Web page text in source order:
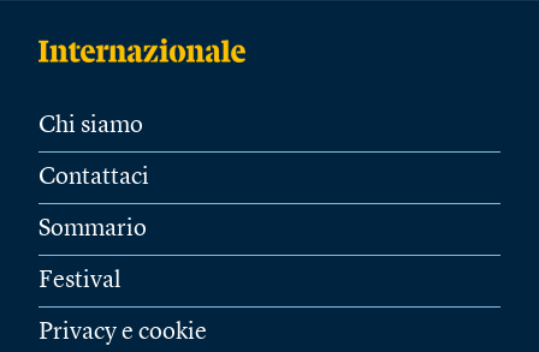
Chi siamo
Contattaci
Sommario
Festival
Privacy e cookie